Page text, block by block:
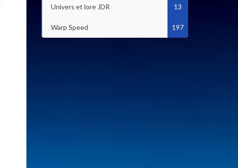
Univers et lore JDR 13
Warp Speed 197